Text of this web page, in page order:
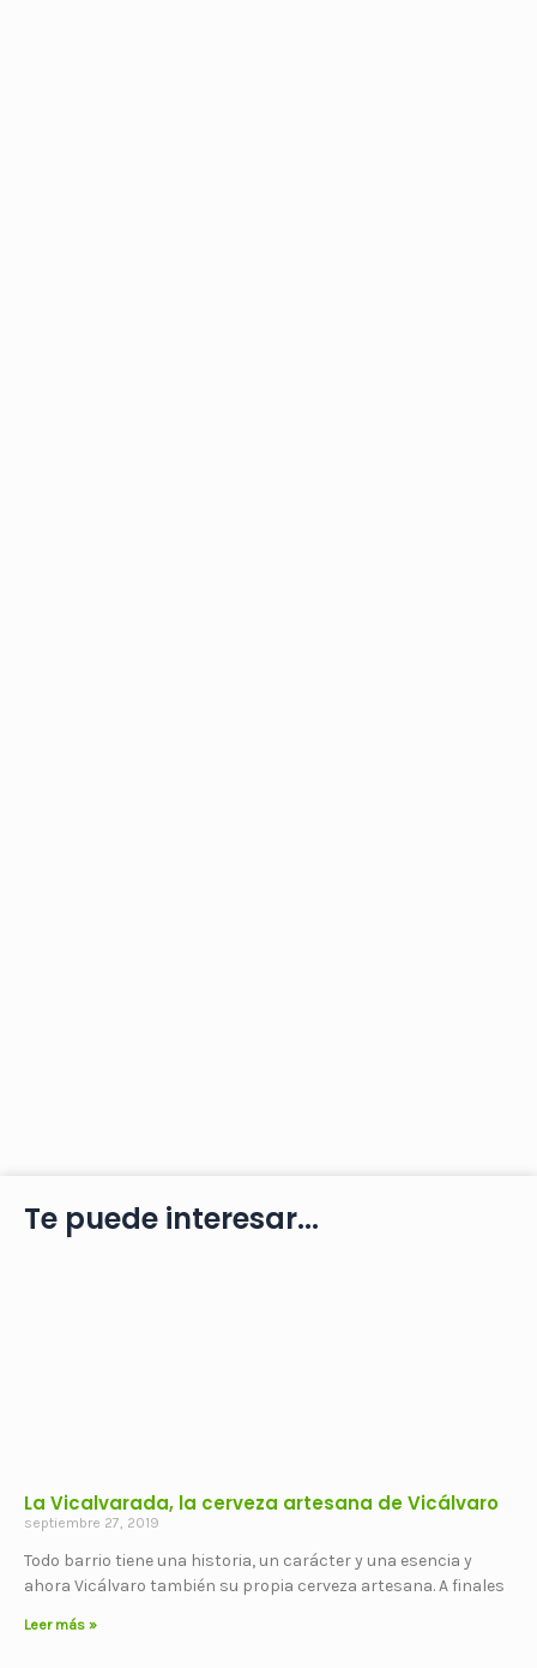
Te puede interesar...
La Vicalvarada, la cerveza artesana de Vicálvaro
septiembre 27, 2019
Todo barrio tiene una historia, un carácter y una esencia y
ahora Vicálvaro también su propia cerveza artesana. A finales
Leer más »